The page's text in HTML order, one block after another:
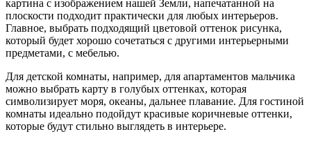
картина с изображением нашей Земли, напечатанной на
плоскости подходит практически для любых интерьеров.
Главное, выбрать подходящий цветовой оттенок рисунка,
который будет хорошо сочетаться с другими интерьерными
предметами, с мебелью.
Для детской комнаты, например, для апартаментов мальчика
можно выбрать карту в голубых оттенках, которая
символизирует моря, океаны, дальнее плавание. Для гостиной
комнаты идеально подойдут красивые коричневые оттенки,
которые будут стильно выглядеть в интерьере.